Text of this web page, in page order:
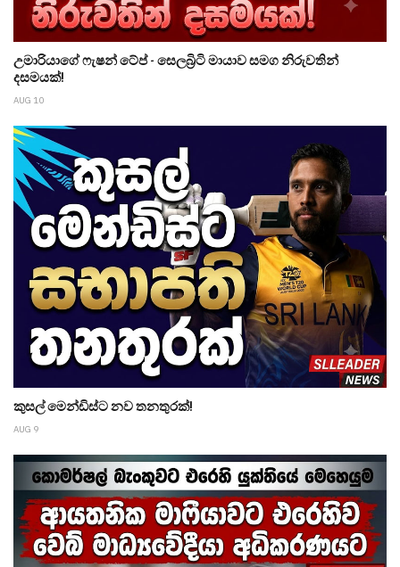
උමාරියාගේ ෆැෂන් ටේප් - සෙලබ්‍රිටි මායාව සමග නිරුවතින්
දසමයක්!
AUG 10
කුසල් මෙන්ඩිස්ට නව තනතුරක්!
AUG 9